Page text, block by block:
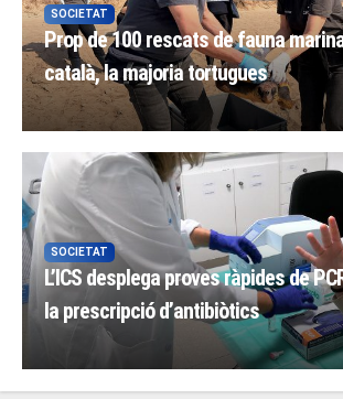
SOCIETAT
Prop de 100 rescats de fauna
català, la majoria tortugues
SOCIETAT
L’ICS desplega proves ràpides de
la prescripció d’antibiòtics